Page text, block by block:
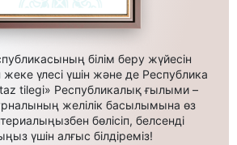
білім беру жүйесін
үлесі үшін және де Республика
tilegi» Республикалық ғылыми –
желілік басылымына өз
бөлісіп, белсенді
үшін алғыс білдіреміз!